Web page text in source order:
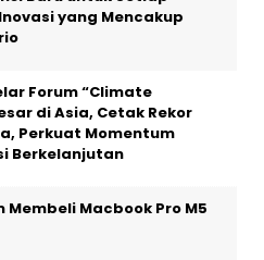
yang Mencakup
Forum “Climate
di Asia, Cetak Rekor
Perkuat Momentum
Berkelanjutan
Membeli Macbook Pro M5